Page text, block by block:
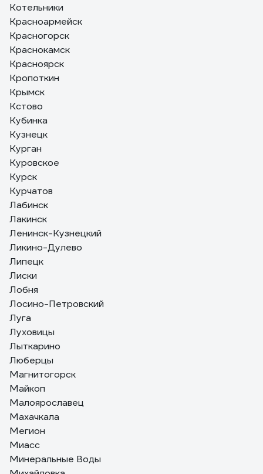
Котельники
Красноармейск
Красногорск
Краснокамск
Красноярск
Кропоткин
Крымск
Кстово
Кубинка
Кузнецк
Курган
Куровское
Курск
Курчатов
Лабинск
Лакинск
Ленинск-Кузнецкий
Ликино-Дулево
Липецк
Лиски
Лобня
Лосино-Петровский
Луга
Луховицы
Лыткарино
Люберцы
Магнитогорск
Майкоп
Малоярославец
Махачкала
Мегион
Миасс
Минеральные Воды